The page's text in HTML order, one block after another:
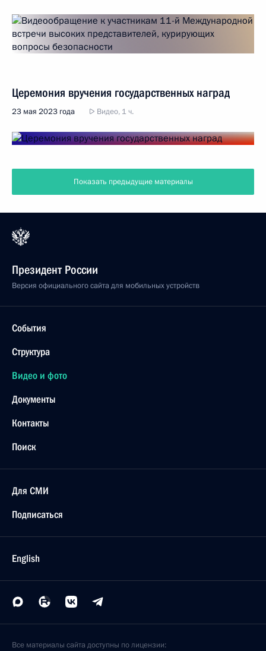
Церемония вручения государственных наград
23 мая 2023 года Видео, 1 ч.
Показать предыдущие материалы
Президент России
Версия официального сайта для мобильных устройств
События
Структура
Видео и фото
Документы
Контакты
Поиск
Для СМИ
Подписаться
English
Все материалы сайта доступны по лицензии: